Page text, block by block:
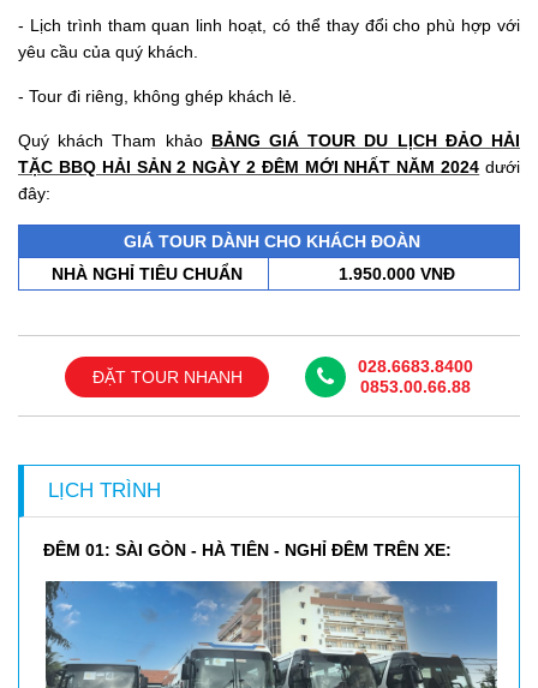
- Lịch trình tham quan linh hoạt, có thể thay đổi cho phù hợp với
yêu cầu của quý khách.
- Tour đi riêng, không ghép khách lẻ.
Quý khách Tham khảo BẢNG GIÁ TOUR DU LỊCH ĐẢO HẢI
TẶC BBQ HẢI SẢN 2 NGÀY 2 ĐÊM MỚI NHẤT NĂM 2024 dưới
đây:
GIÁ TOUR DÀNH CHO KHÁCH ĐOÀN
NHÀ NGHỈ TIÊU CHUẨN
1.950.000 VNĐ
ĐẶT TOUR NHANH
028.6683.8400
0853.00.66.88
LỊCH TRÌNH
ĐÊM 01: SÀI GÒN - HÀ TIÊN - NGHỈ ĐÊM TRÊN XE: